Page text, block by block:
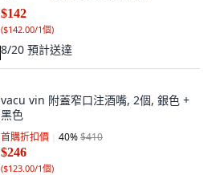
$142
($142.00/1個)
8/20 預計送達
vacu vin 附蓋窄口注酒嘴, 2個, 銀色 +
黑色
首購折扣價 40%$410
$246
($123.00/1個)